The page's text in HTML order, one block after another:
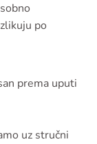
po
prema uputi
uz stručni